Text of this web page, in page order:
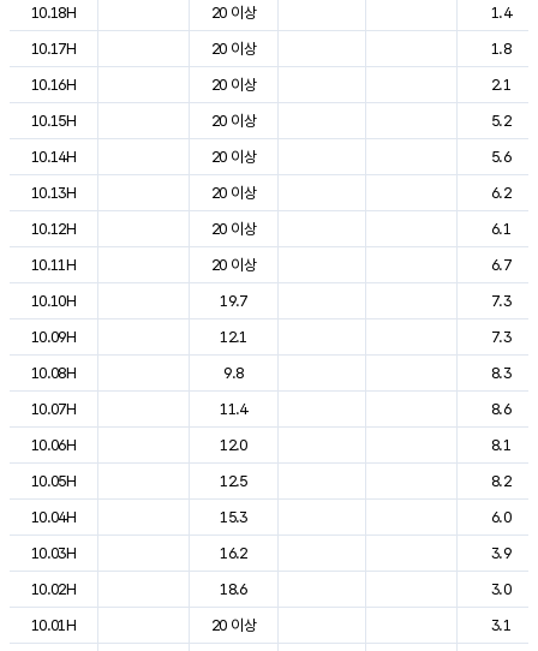
10.18H
20 이상
1.4
10.17H
20 이상
1.8
10.16H
20 이상
2.1
10.15H
20 이상
5.2
10.14H
20 이상
5.6
10.13H
20 이상
6.2
10.12H
20 이상
6.1
10.11H
20 이상
6.7
10.10H
19.7
7.3
10.09H
12.1
7.3
10.08H
9.8
8.3
10.07H
11.4
8.6
10.06H
12.0
8.1
10.05H
12.5
8.2
10.04H
15.3
6.0
10.03H
16.2
3.9
10.02H
18.6
3.0
10.01H
20 이상
3.1